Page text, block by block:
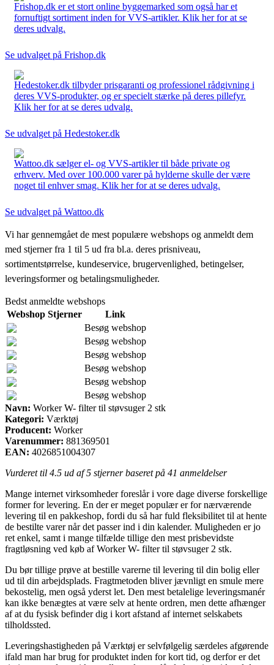
Frishop.dk er et stort online byggemarked som også har et
fornuftigt sortiment inden for VVS-artikler. Klik her for at se
deres udvalg.
Se udvalget på Frishop.dk
Hedestoker.dk tilbyder prisgaranti og professionel rådgivning i
deres VVS-produkter, og er specielt stærke på deres pillefyr.
Klik her for at se deres udvalg.
Se udvalget på Hedestoker.dk
Wattoo.dk sælger el- og VVS-artikler til både private og
erhverv. Med over 100.000 varer på hylderne skulle der være
noget til enhver smag. Klik her for at se deres udvalg.
Se udvalget på Wattoo.dk
Vi har gennemgået de mest populære webshops og anmeldt dem
med stjerner fra 1 til 5 ud fra bl.a. deres prisniveau,
sortimentstørrelse, kundeservice, brugervenlighed, betingelser,
leveringsformer og betalingsmuligheder.
Bedst anmeldte webshops
Webshop Stjerner
Link
Besøg webshop
Besøg webshop
Besøg webshop
Besøg webshop
Besøg webshop
Besøg webshop
Navn: Worker W- filter til støvsuger 2 stk
Kategori: Værktøj
Producent: Worker
Varenummer: 881369501
EAN: 4026851004307
Vurderet til 4.5 ud af 5 stjerner baseret på 41 anmeldelser
Mange internet virksomheder foreslår i vore dage diverse forskellige
former for levering. En der er meget populær er for nærværende
levering til en pakkeshop, fordi du så har fuld fleksibilitet til at hente
de bestilte varer når det passer ind i din kalender. Muligheden er jo
ret enkel, samt i mange tilfælde tillige den mest prisbevidste
fragtløsning ved køb af Worker W- filter til støvsuger 2 stk.
Du bør tillige prøve at bestille varerne til levering til din bolig eller
ud til din arbejdsplads. Fragtmetoden bliver jævnligt en smule mere
bekostelig, men også yderst let. Den mest betalelige leveringsmanér
kan ikke benægtes at være selv at hente ordren, men dette afhænger
af at du fysisk befinder dig i kort afstand af internet selskabets
tilholdssted.
Leveringshastigheden på Værktøj er selvfølgelig særdeles afgørende
ifald man har brug for produktet inden for kort tid, og derfor er det